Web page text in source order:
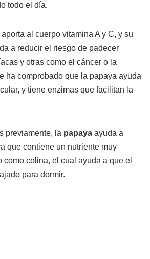
todo el día.
al cuerpo vitamina A y C, y su
a reducir el riesgo de padecer
y otras como el cáncer o la
ha comprobado que la papaya ayuda
y tiene enzimas que facilitan la
previamente, la papaya ayuda a
que contiene un nutriente muy
como colina, el cual ayuda a que el
para dormir.